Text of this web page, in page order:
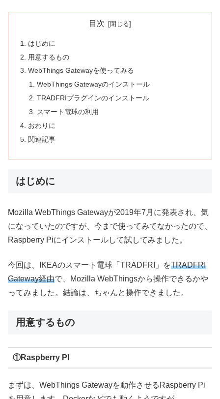
目次
はじめに
用意するもの
WebThings Gatewayを使ってみる
WebThings Gatewayのインストール
TRADFRIプラグインのインストール
スマート電球の利用
おわりに
関連記事
はじめに
Mozilla WebThings Gatewayが2019年7月に発表され、気
になっていたのですが、今まで使ってみてなかったので、
Raspberry Piにインストールして試してみました。
今回は、IKEAのスマート電球「TRADFRI」をTRADFRI
Gateway経由で、Mozilla WebThingsから操作できるかや
ってみました。結論は、ちゃんと操作できました。
用意するもの
①Raspberry PI
まずは、WebThings Gatewayを動作させるRaspberry Pi